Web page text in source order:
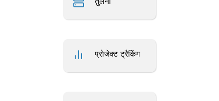
प्रोजेक्ट ट्रैकिंग